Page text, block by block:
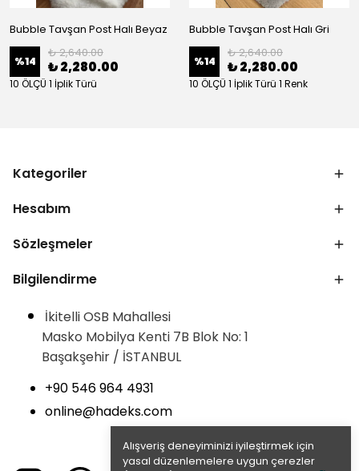
Alışveriş deneyiminizi iyileştirmek için
yasal düzenlemelere uygun çerezler
Bubble Tavşan Post Halı Beyaz
%14
₺ 2,640.00
₺ 2,280.00
10 ÖLÇÜ 1 İplik Türü
Bubble Tavşan Post Halı Gri
%14
₺ 2,640.00
₺ 2,280.00
10 ÖLÇÜ 1 İplik Türü 1 Renk
Kategoriler
Hesabım
Sözleşmeler
Bilgilendirme
İkitelli OSB Mahallesi
Masko Mobilya Kenti 7B Blok No: 1
Başakşehir / İSTANBUL
+90 546 964 4931
online@hadeks.com